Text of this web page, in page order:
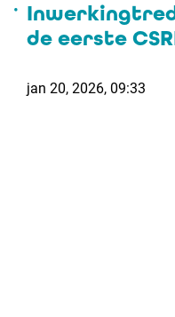
de eerste
jan 20, 2026, 09:33